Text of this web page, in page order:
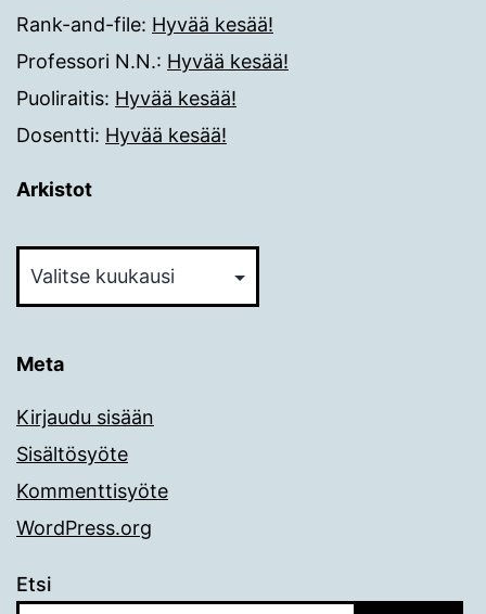
Rank-and-file: Hyvää kesää!
Professori N.N.: Hyvää kesää!
Puoliraitis: Hyvää kesää!
Dosentti: Hyvää kesää!
Arkistot
Meta
Kirjaudu sisään
Sisältösyöte
Kommenttisyöte
WordPress.org
Etsi